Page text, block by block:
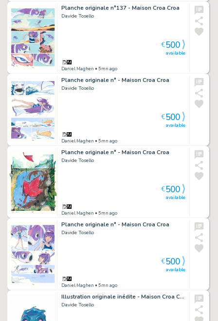
Planche originale n°137 - Maison Croa Croa
Davide Tosello
Daniel Maghen • 5mn ago
available
€500
Planche originale n° - Maison Croa Croa
Davide Tosello
Daniel Maghen • 5mn ago
available
€500
Planche originale n° - Maison Croa Croa
Davide Tosello
Daniel Maghen • 5mn ago
available
€500
Planche originale n° - Maison Croa Croa
Davide Tosello
Daniel Maghen • 5mn ago
available
€500
Illustration originale inédite - Maison Croa Croa
Davide Tosello